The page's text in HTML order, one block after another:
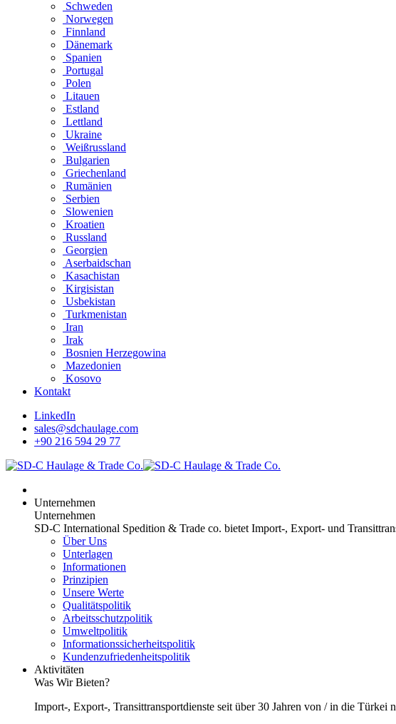
Schweden
Norwegen
Finnland
Dänemark
Spanien
Portugal
Polen
Litauen
Estland
Lettland
Ukraine
Weißrussland
Bulgarien
Griechenland
Rumänien
Serbien
Slowenien
Kroatien
Russland
Georgien
Aserbaidschan
Kasachistan
Kirgisistan
Usbekistan
Turkmenistan
Iran
Irak
Bosnien Herzegowina
Mazedonien
Kosovo
Kontakt
LinkedIn
sales@sdchaulage.com
+90 216 594 29 77
Unternehmen
Unternehmen
SD-C International Spedition & Trade co. bietet Import-, Export- und
Über Uns
Unterlagen
Informationen
Prinzipien
Unsere Werte
Qualitätspolitik
Arbeitsschutzpolitik
Umweltpolitik
Informationssicherheitspolitik
Kundenzufriedenheitspolitik
Aktivitäten
Was Wir Bieten?
Import-, Export-, Transittransportdienste seit über 30 Jahren von / in die Türkei